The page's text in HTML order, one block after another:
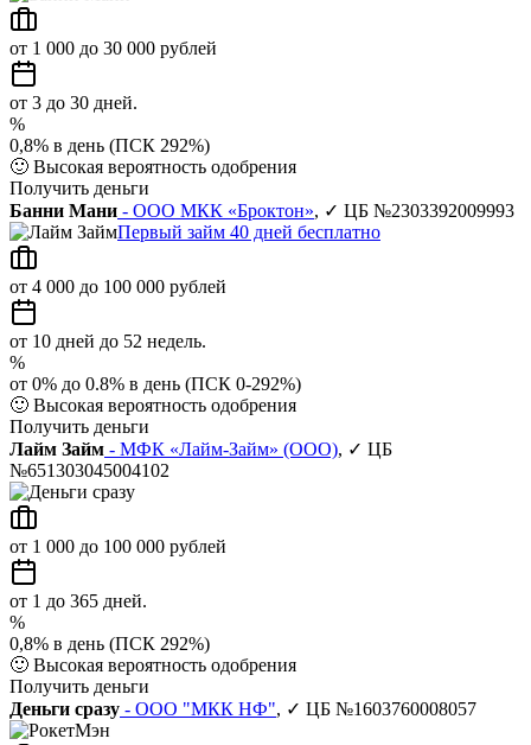
от 1 000 до 30 000 рублей
от 3 до 30 дней.
%
0,8% в день (ПСК 292%)
🙂 Высокая вероятность одобрения
Получить деньги
Банни Мани - ООО МКК «Броктон», ✓ ЦБ №2303392009993
Первый займ 40 дней бесплатно
от 4 000 до 100 000 рублей
от 10 дней до 52 недель.
%
от 0% до 0.8% в день (ПСК 0-292%)
🙂 Высокая вероятность одобрения
Получить деньги
Лайм Займ - МФК «Лайм-Займ» (ООО), ✓ ЦБ
№651303045004102
от 1 000 до 100 000 рублей
от 1 до 365 дней.
%
0,8% в день (ПСК 292%)
🙂 Высокая вероятность одобрения
Получить деньги
Деньги сразу - ООО "МКК НФ", ✓ ЦБ №1603760008057